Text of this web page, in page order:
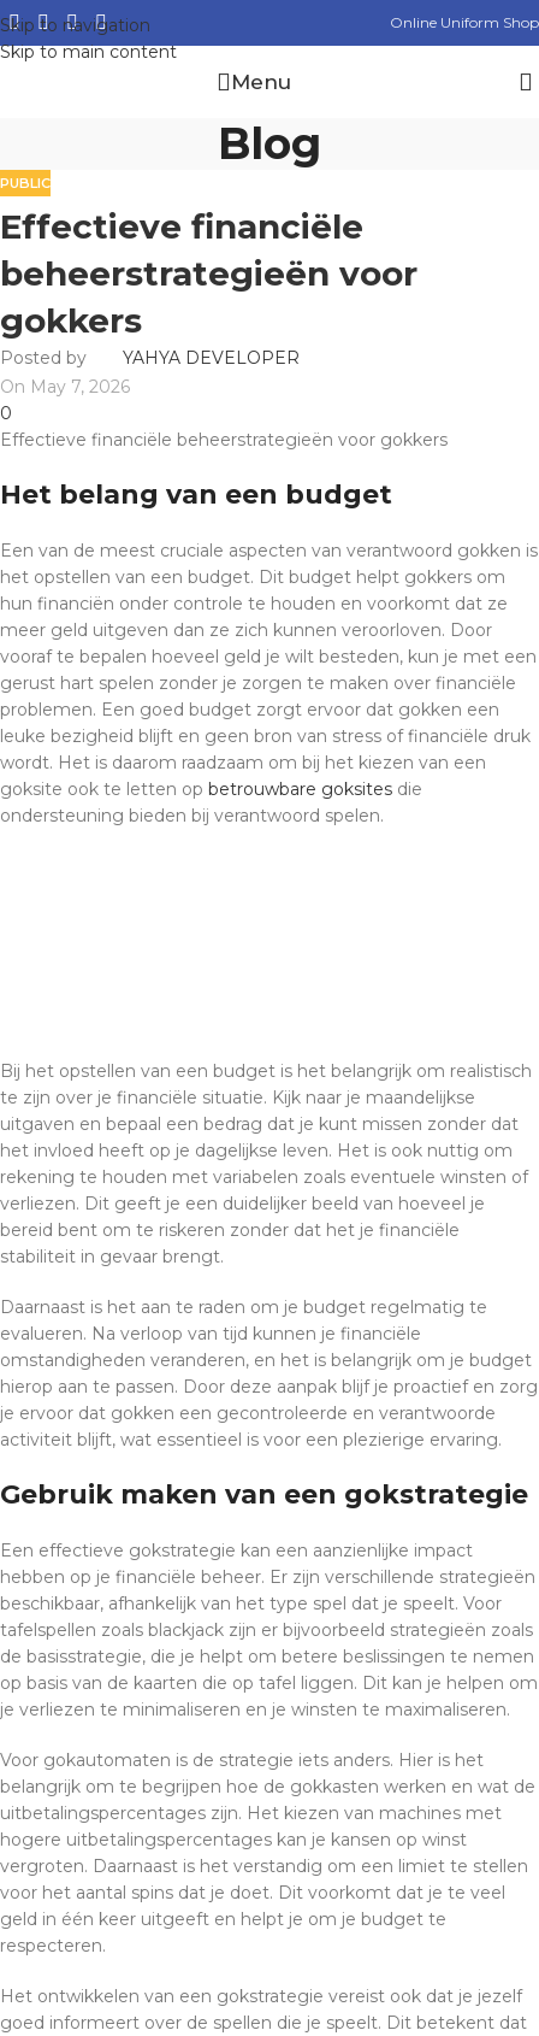
Skip to navigation
Skip to main content
Online Uniform Shop
Menu
Blog
PUBLIC
Effectieve financiële
beheerstrategieën voor
gokkers
Posted by
YAHYA DEVELOPER
On May 7, 2026
0
Effectieve financiële beheerstrategieën voor gokkers
Het belang van een budget
Een van de meest cruciale aspecten van verantwoord gokken is
het opstellen van een budget. Dit budget helpt gokkers om
hun financiën onder controle te houden en voorkomt dat ze
meer geld uitgeven dan ze zich kunnen veroorloven. Door
vooraf te bepalen hoeveel geld je wilt besteden, kun je met een
gerust hart spelen zonder je zorgen te maken over financiële
problemen. Een goed budget zorgt ervoor dat gokken een
leuke bezigheid blijft en geen bron van stress of financiële druk
wordt. Het is daarom raadzaam om bij het kiezen van een
goksite ook te letten op betrouwbare goksites die
ondersteuning bieden bij verantwoord spelen.
Bij het opstellen van een budget is het belangrijk om realistisch
te zijn over je financiële situatie. Kijk naar je maandelijkse
uitgaven en bepaal een bedrag dat je kunt missen zonder dat
het invloed heeft op je dagelijkse leven. Het is ook nuttig om
rekening te houden met variabelen zoals eventuele winsten of
verliezen. Dit geeft je een duidelijker beeld van hoeveel je
bereid bent om te riskeren zonder dat het je financiële
stabiliteit in gevaar brengt.
Daarnaast is het aan te raden om je budget regelmatig te
evalueren. Na verloop van tijd kunnen je financiële
omstandigheden veranderen, en het is belangrijk om je budget
hierop aan te passen. Door deze aanpak blijf je proactief en zorg
je ervoor dat gokken een gecontroleerde en verantwoorde
activiteit blijft, wat essentieel is voor een plezierige ervaring.
Gebruik maken van een gokstrategie
Een effectieve gokstrategie kan een aanzienlijke impact
hebben op je financiële beheer. Er zijn verschillende strategieën
beschikbaar, afhankelijk van het type spel dat je speelt. Voor
tafelspellen zoals blackjack zijn er bijvoorbeeld strategieën zoals
de basisstrategie, die je helpt om betere beslissingen te nemen
op basis van de kaarten die op tafel liggen. Dit kan je helpen om
je verliezen te minimaliseren en je winsten te maximaliseren.
Voor gokautomaten is de strategie iets anders. Hier is het
belangrijk om te begrijpen hoe de gokkasten werken en wat de
uitbetalingspercentages zijn. Het kiezen van machines met
hogere uitbetalingspercentages kan je kansen op winst
vergroten. Daarnaast is het verstandig om een limiet te stellen
voor het aantal spins dat je doet. Dit voorkomt dat je te veel
geld in één keer uitgeeft en helpt je om je budget te
respecteren.
Het ontwikkelen van een gokstrategie vereist ook dat je jezelf
goed informeert over de spellen die je speelt. Dit betekent dat